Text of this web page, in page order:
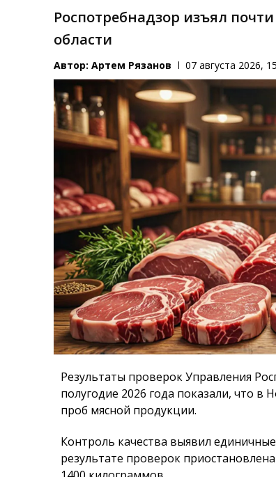
Роспотребнадзор изъял
области
Автор:Артем Рязанов 07 августа 2026,
Результаты проверок Управления
полугодие 2026 года показали, что в
проб мясной продукции.
Контроль качества выявил
результате проверок